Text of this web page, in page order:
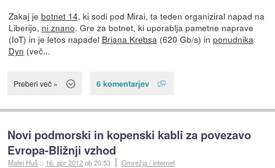
Zakaj je botnet 14, ki sodi pod Mirai, ta teden organiziral napad na
Liberijo, ni znano. Gre za botnet, ki uporablja pametne naprave
(IoT) in je letos napadel Briana Krebsa(620 Gb/s) in ponudnika
Dyn (več...
Preberi več » 6 komentarjev
Novi podmorski in kopenski kabli za povezavo
Evropa-Bližnji vzhod
Matej Huš :: 16. apr 2012ob 20:53 Omrežja / internet